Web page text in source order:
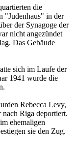
die
"Judenhaus" in der
der Synagoge der
nicht angezündet
Das Gebäude
sich im Laufe der
1941 wurde die
Rebecca Levy,
nach Riga deportiert.
ehemaligen
sie den Zug.